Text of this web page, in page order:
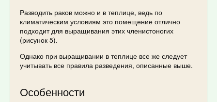
Разводить раков можно и в теплице, ведь по
климатическим условиям это помещение отлично
подходит для выращивания этих членистоногих
(рисунок 5).
Однако при выращивании в теплице все же следует
учитывать все правила разведения, описанные выше.
Особенности